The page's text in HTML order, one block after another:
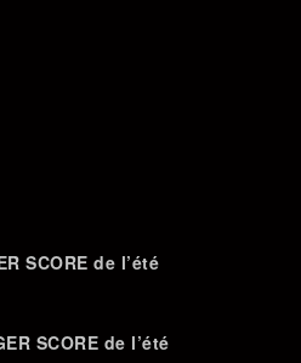
SCORE de l’été
SCORE de l’été